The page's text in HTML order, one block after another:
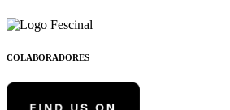
COLABORADORES